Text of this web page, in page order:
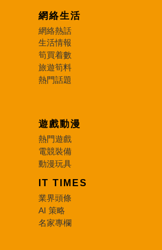
網絡生活
網絡熱話
生活情報
筍買着數
旅遊筍料
熱門話題
遊戲動漫
熱門遊戲
電競裝備
動漫玩具
IT TIMES
業界頭條
AI 策略
名家專欄